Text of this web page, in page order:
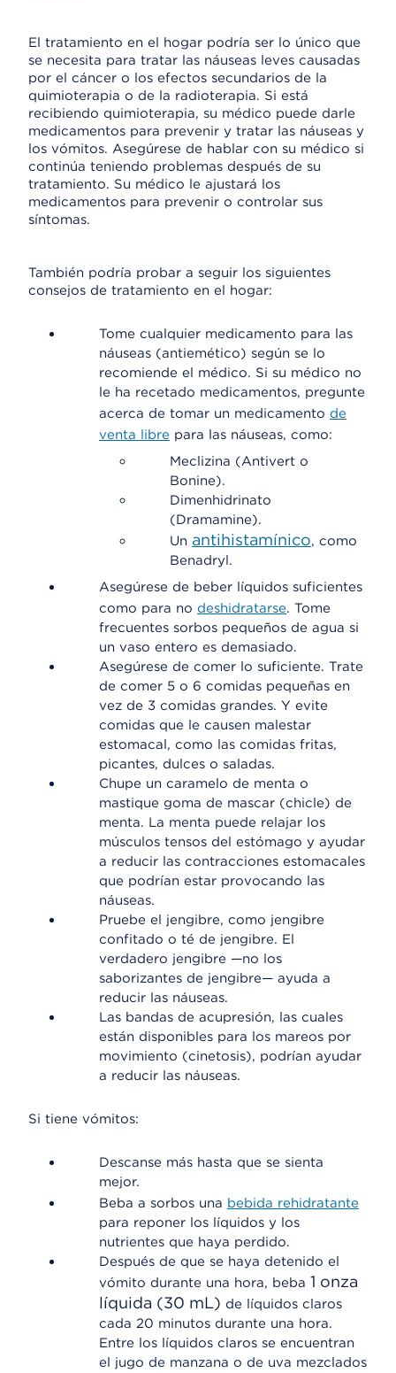
El tratamiento en el hogar podría ser lo único que
se necesita para tratar las náuseas leves causadas
por el cáncer o los efectos secundarios de la
quimioterapia o de la radioterapia. Si está
recibiendo quimioterapia, su médico puede darle
medicamentos para prevenir y tratar las náuseas y
los vómitos. Asegúrese de hablar con su médico si
continúa teniendo problemas después de su
tratamiento. Su médico le ajustará los
medicamentos para prevenir o controlar sus
síntomas.
También podría probar a seguir los siguientes
consejos de tratamiento en el hogar:
Tome cualquier medicamento para las
náuseas (antiemético) según se lo
recomiende el médico. Si su médico no
le ha recetado medicamentos, pregunte
acerca de tomar un medicamento de
venta libre para las náuseas, como:
Meclizina (Antivert o
Bonine).
Dimenhidrinato
(Dramamine).
Un antihistamínico, como
Benadryl.
Asegúrese de beber líquidos suficientes
como para no deshidratarse. Tome
frecuentes sorbos pequeños de agua si
un vaso entero es demasiado.
Asegúrese de comer lo suficiente. Trate
de comer 5 o 6 comidas pequeñas en
vez de 3 comidas grandes. Y evite
comidas que le causen malestar
estomacal, como las comidas fritas,
picantes, dulces o saladas.
Chupe un caramelo de menta o
mastique goma de mascar (chicle) de
menta. La menta puede relajar los
músculos tensos del estómago y ayudar
a reducir las contracciones estomacales
que podrían estar provocando las
náuseas.
Pruebe el jengibre, como jengibre
confitado o té de jengibre. El
verdadero jengibre —no los
saborizantes de jengibre— ayuda a
reducir las náuseas.
Las bandas de acupresión, las cuales
están disponibles para los mareos por
movimiento (cinetosis), podrían ayudar
a reducir las náuseas.
Si tiene vómitos:
Descanse más hasta que se sienta
mejor.
Beba a sorbos una bebida rehidratante
para reponer los líquidos y los
nutrientes que haya perdido.
Después de que se haya detenido el
vómito durante una hora, beba 1 onza
líquida (30 mL) de líquidos claros
cada 20 minutos durante una hora.
Entre los líquidos claros se encuentran
el jugo de manzana o de uva mezclados